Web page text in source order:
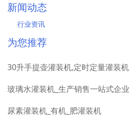
新闻动态
行业资讯
为您推荐
30升手提壶灌装机,定时定量灌装机
玻璃水灌装机_生产销售一站式企业
尿素灌装机_有机_肥灌装机